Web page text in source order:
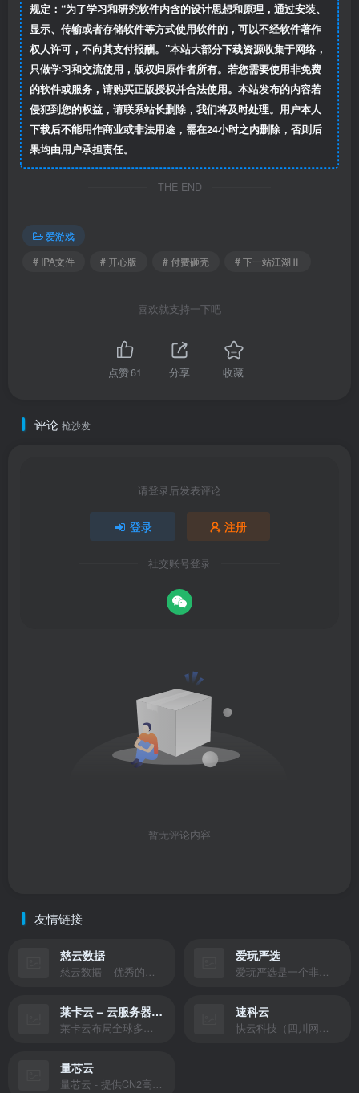
规定：“为了学习和研究软件内含的设计思想和原理，通过安装、
显示、传输或者存储软件等方式使用软件的，可以不经软件著作
权人许可，不向其支付报酬。”本站大部分下载资源收集于网络，
只做学习和交流使用，版权归原作者所有。若您需要使用非免费
的软件或服务，请购买正版授权并合法使用。本站发布的内容若
侵犯到您的权益，请联系站长删除，我们将及时处理。用户本人
下载后不能用作商业或非法用途，需在24小时之内删除，否则后
果均由用户承担责任。
THE END
爱游戏
# IPA文件
# 开心版 # 付费砸壳 # 下一站江湖Ⅱ
喜欢就支持一下吧
点赞61 分享 收藏
评论 抢沙发
请登录后发表评论
登录 注册
社交账号登录
暂无评论内容
友情链接
慈云数据
慈云数据 – 优秀的云服务器服务商，提供最具有性价比的产品。慈云数据是开发者必不可少的良心云
爱玩严选
爱玩严选是一个非常有保障且性价比极高的虚拟商城，包括但不限于苹果证书、技术指导、会员充值等多种虚拟服务！
莱卡云 – 云服务器提供商
莱卡云布局全球多个地理区域。提供服务有：境外云服务器、国内云服务器、独立服务器、服务器托管、CDN、SSL证书、游戏服务器等业务。
速科云
快云科技（四川网联快云科技有限公司）成立于2021年，主营互联网业务平台服务提供商。公司专注为用户提供低价高性能云计算产品，致力于云计算应用的易用性开发，并引导云计算在国内普及
量芯云
量芯云 - 提供CN2高速香港美国云服务器&专业高防服务器租用等云服务器供应商